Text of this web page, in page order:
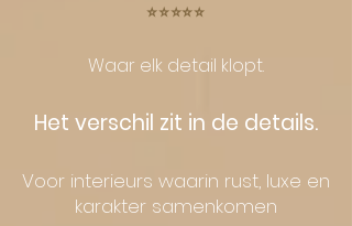
⭐️⭐️⭐️⭐️⭐️
Waar elk detail klopt.
Het verschil zit in de details.
Voor interieurs waarin rust, luxe en
karakter samenkomen